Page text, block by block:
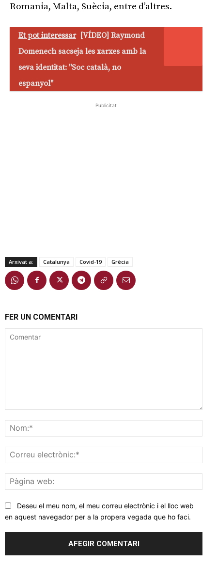
Romania, Malta, Suècia, entre d’altres.
Et pot interessar [VÍDEO] Raymond
Domenech sacseja les xarxes amb la
seva identitat: "Soc català, no
espanyol"
Publicitat
Arxivat a: Catalunya Covid-19 Grècia
FER UN COMENTARI
web:
Deseu el meu nom, el meu correu electrònic i el lloc web
en aquest navegador per a la propera vegada que ho faci.